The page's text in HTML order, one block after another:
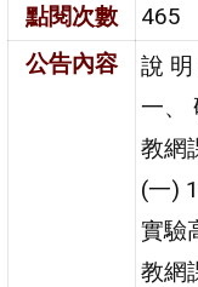
點閱次數
465
公告內容
說 明
一、
教網
(一)
實驗
教網